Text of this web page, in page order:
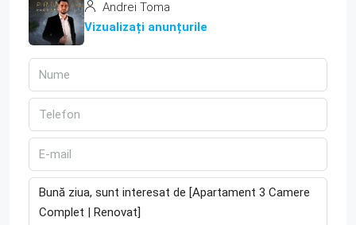
Andrei Toma
Vizualizați anunțurile